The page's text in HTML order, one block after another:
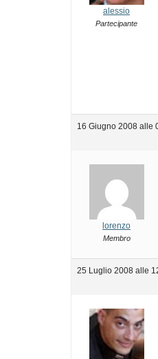
alessio
Partecipante
16 Giugno 2008 alle
lorenzo
Membro
25 Luglio 2008 alle